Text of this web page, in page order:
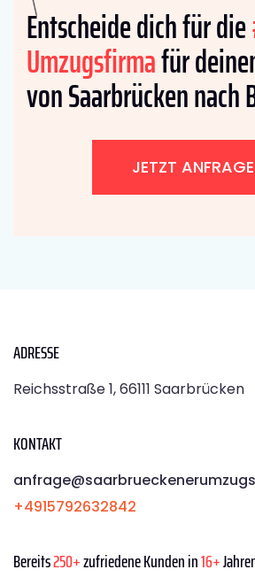
Entscheide dich für die
Umzugsfirmafür
von Saarbrücken nach
JETZT
ADRESSE
Reichsstraße 1, 66111 Saarbrücken
KONTAKT
+4915792632842
Bereits250+zufriedene Kunden in16+